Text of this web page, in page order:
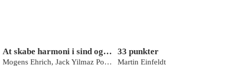
At skabe harmoni i sind og miljø - teori og praksis
Mogens Ehrich, Jack Yilmaz Powderly
33 punkter
Martin Einfeldt